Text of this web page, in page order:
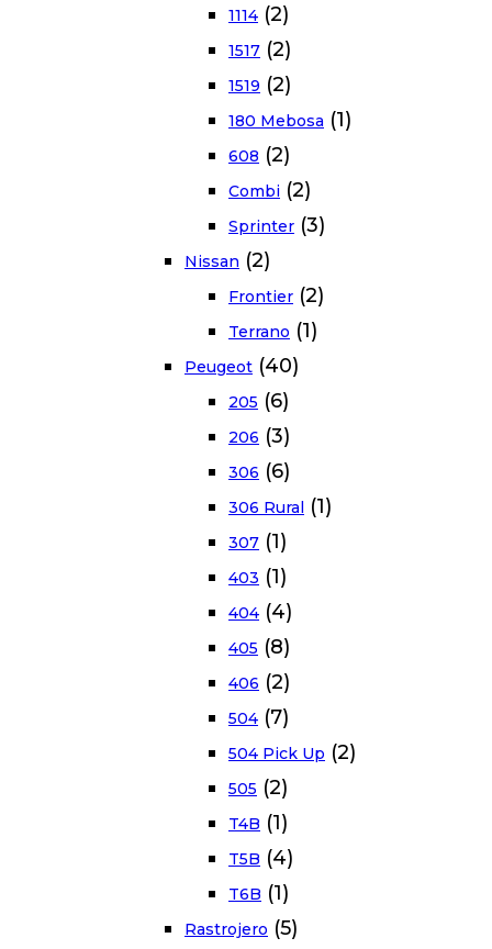
1114 (2)
1517 (2)
1519 (2)
180 Mebosa (1)
608 (2)
Combi (2)
Sprinter (3)
Nissan (2)
Frontier (2)
Terrano (1)
Peugeot (40)
205 (6)
206 (3)
306 (6)
306 Rural (1)
307 (1)
403 (1)
404 (4)
405 (8)
406 (2)
504 (7)
504 Pick Up (2)
505 (2)
T4B (1)
T5B (4)
T6B (1)
Rastrojero (5)